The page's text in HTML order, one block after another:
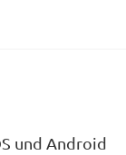
und Android